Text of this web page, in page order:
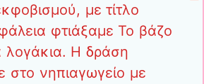
με τίτλο
φτιάξαμε Το βάζο
λογάκια. Η δράση
στο νηπιαγωγείο με